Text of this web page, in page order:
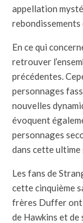
appellation
rebondissements
En ce qui
retrouver
précédentes.
personnages
nouvelles
évoquent
personnages
dans cette ultime
Les fans de
cette cinquième
frères Duffer ont
de Hawkins et de